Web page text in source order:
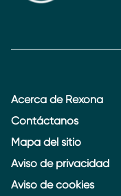
Acerca de Rexona
Contáctanos
Mapa del sitio
Aviso de privacidad
Aviso de cookies